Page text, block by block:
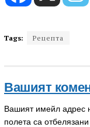
Tags: Рецепта
Вашият
Вашият имейл адрес
полета са